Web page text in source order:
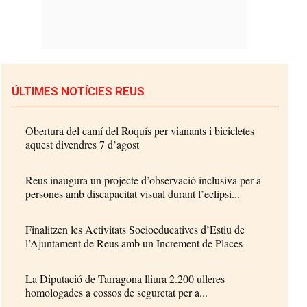
ÚLTIMES NOTÍCIES REUS
Obertura del camí del Roquís per vianants i bicicletes
aquest divendres 7 d’agost
Reus inaugura un projecte d’observació inclusiva per a
persones amb discapacitat visual durant l’eclipsi...
Finalitzen les Activitats Socioeducatives d’Estiu de
l’Ajuntament de Reus amb un Increment de Places
La Diputació de Tarragona lliura 2.200 ulleres
homologades a cossos de seguretat per a...